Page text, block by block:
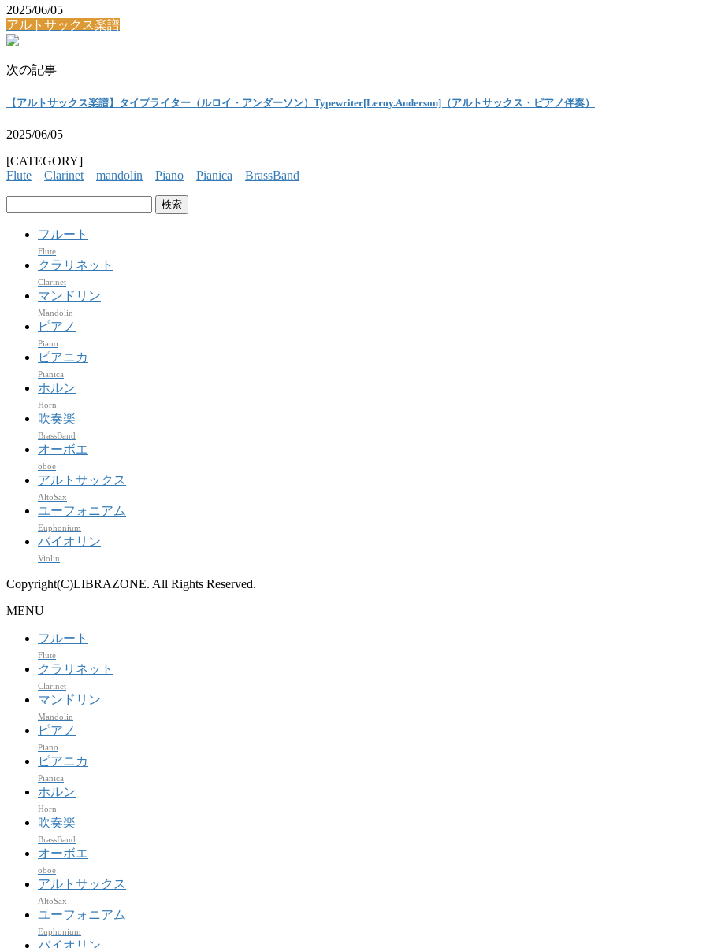
2025/06/05
アルトサックス楽譜
次の記事
【アルトサックス楽譜】タイプライター（ルロイ・アンダーソン）Typewriter[Leroy.Anderson]（アルトサックス・ピアノ伴奏）
2025/06/05
[CATEGORY]
Flute
Clarinet mandolin Piano Pianica
BrassBand
フルート
Flute
クラリネット
Clarinet
マンドリン
Mandolin
ピアノ
Piano
ピアニカ
Pianica
ホルン
Horn
吹奏楽
BrassBand
オーボエ
oboe
アルトサックス
AltoSax
ユーフォニアム
Euphonium
バイオリン
Violin
Copyright(C)LIBRAZONE. All Rights Reserved.
MENU
フルート
Flute
クラリネット
Clarinet
マンドリン
Mandolin
ピアノ
Piano
ピアニカ
Pianica
ホルン
Horn
吹奏楽
BrassBand
オーボエ
oboe
アルトサックス
AltoSax
ユーフォニアム
Euphonium
バイオリン